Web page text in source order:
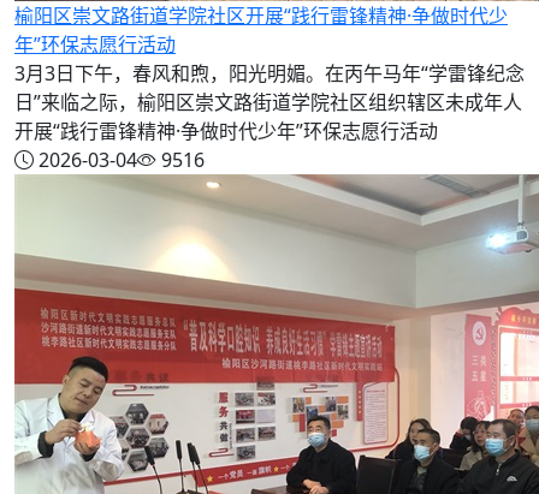
榆阳区崇文路街道学院社区开展“践行雷锋精神·争做时代少
年”环保志愿行活动
3月3日下午，春风和煦，阳光明媚。在丙午马年“学雷锋纪念
日”来临之际，榆阳区崇文路街道学院社区组织辖区未成年人
开展“践行雷锋精神·争做时代少年”环保志愿行活动
2026-03-04
9516